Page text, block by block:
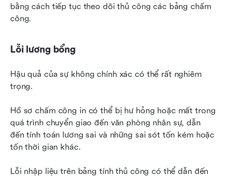
bằng cách tiếp tục theo dõi thủ công các bảng chấm
công.
Lỗi lương bổng
Hậu quả của sự không chính xác có thể rất nghiêm
trọng.
Hồ sơ chấm công in có thể bị hư hỏng hoặc mất trong
quá trình chuyển giao đến văn phòng nhân sự, dẫn
đến tính toán lương sai và những sai sót tốn kém hoặc
tốn thời gian khác.
Lỗi nhập liệu trên bảng tính thủ công có thể dẫn đến